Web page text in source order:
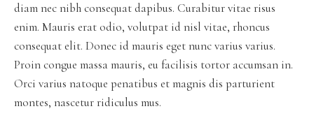
diam nec nibh consequat dapibus. Curabitur vitae risus
enim. Mauris erat odio, volutpat id nisl vitae, rhoncus
consequat elit. Donec id mauris eget nunc varius varius.
Proin congue massa mauris, eu facilisis tortor accumsan in.
Orci varius natoque penatibus et magnis dis parturient
montes, nascetur ridiculus mus.